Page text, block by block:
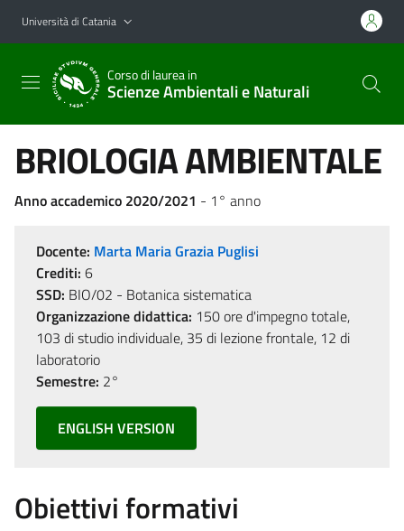
Vai al contenuto principale
Vai al menu di navigazione
Università di Catania
Corso di laurea in
Scienze Ambientali e Naturali
BRIOLOGIA AMBIENTALE
Anno accademico 2020/2021 - 1° anno
Docente: Marta Maria Grazia Puglisi
Crediti: 6
SSD: BIO/02 - Botanica sistematica
Organizzazione didattica: 150 ore d'impegno totale,
103 di studio individuale, 35 di lezione frontale, 12 di
laboratorio
Semestre: 2°
ENGLISH VERSION
Obiettivi formativi